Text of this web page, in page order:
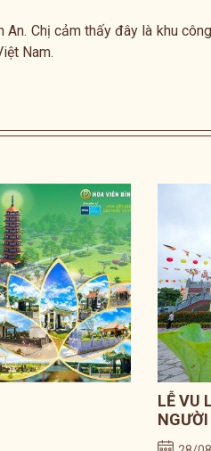
Chị cảm thấy đây là khu
Nam.
LỄ VU